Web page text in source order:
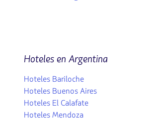
Hoteles en Argentina
Hoteles Bariloche
Hoteles Buenos Aires
Hoteles El Calafate
Hoteles Mendoza